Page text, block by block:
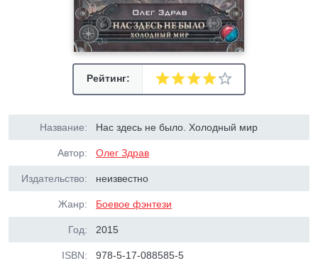
Рейтинг:
Название: Нас здесь не было. Холодный мир
Автор: Олег Здрав
Издательство: неизвестно
Жанр: Боевое фэнтези
Год: 2015
ISBN: 978-5-17-088585-5